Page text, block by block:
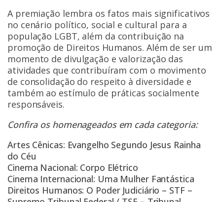
A premiação lembra os fatos mais significativos
no cenário político, social e cultural para a
população LGBT, além da contribuição na
promoção de Direitos Humanos. Além de ser um
momento de divulgação e valorização das
atividades que contribuíram com o movimento
de consolidação do respeito à diversidade e
também ao estímulo de práticas socialmente
responsáveis.
Confira os homenageados em cada categoria:
Artes Cênicas: Evangelho Segundo Jesus Rainha
do Céu
Cinema Nacional: Corpo Elétrico
Cinema Internacional: Uma Mulher Fantástica
Direitos Humanos: O Poder Judiciário – STF –